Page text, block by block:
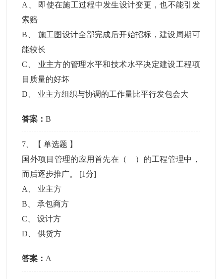
A
即使在施工过程中发生设计变更，也不能引发
索赔
B
施工图设计全部完成后开始招标，建设周期可
能较长
C
业主方的管理水平和技术水平决定建设工程项
目质量的好坏
D
业主方组织与协调的工作量比平行发包会大
答案：B
7 、【单选题 】
国外项目管理的应用首先在（ ）的工程管理中，
而后逐步推广。 [1分]
A
业主方
B
承包商方
C 、设计方
D 、供货方
答案： A